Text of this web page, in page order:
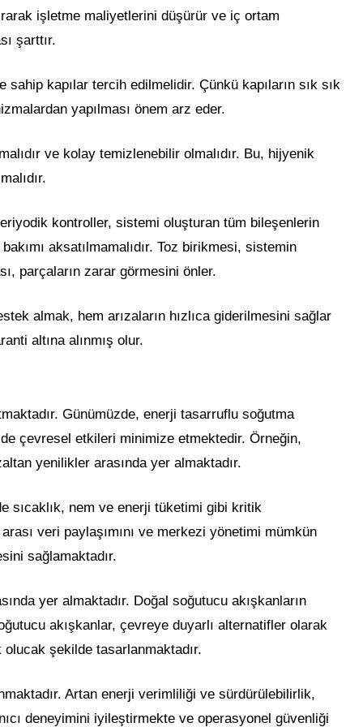
işletme maliyetlerini düşürür ve iç ortam
şarttır.
kapılar tercih edilmelidir. Çünkü kapıların sık sık
yapılması önem arz eder.
ve kolay temizlenebilir olmalıdır. Bu, hijyenik
kontroller, sistemi oluşturan tüm bileşenlerin
aksatılmamalıdır. Toz birikmesi, sistemin
parçaların zarar görmesini önler.
almak, hem arızaların hızlıca giderilmesini sağlar
altına alınmış olur.
Günümüzde, enerji tasarruflu soğutma
çevresel etkileri minimize etmektedir. Örneğin,
yenilikler arasında yer almaktadır.
sıcaklık, nem ve enerji tüketimi gibi kritik
veri paylaşımını ve merkezi yönetimi mümkün
sağlamaktadır.
yer almaktadır. Doğal soğutucu akışkanların
akışkanlar, çevreye duyarlı alternatifler olarak
şekilde tasarlanmaktadır.
Artan enerji verimliliği ve sürdürülebilirlik,
deneyimini iyileştirmekte ve operasyonel güvenliği